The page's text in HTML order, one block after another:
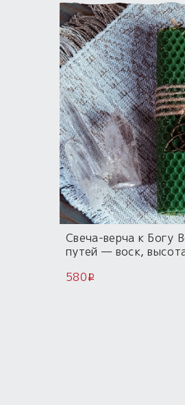
Свеча-верча к Богу
путей — воск,
580i